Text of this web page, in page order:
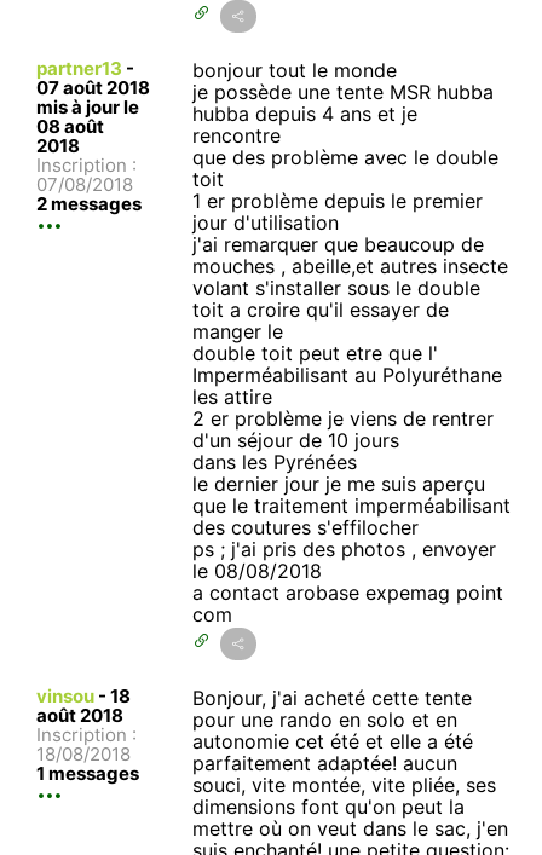
partner13 -
07 août 2018
mis à jour le
08 août
2018
Inscription :
07/08/2018
2 messages
bonjour tout le monde
je possède une tente MSR hubba
hubba depuis 4 ans et je
rencontre
que des problème avec le double
toit
1 er problème depuis le premier
jour d'utilisation
j'ai remarquer que beaucoup de
mouches , abeille,et autres insecte
volant s'installer sous le double
toit a croire qu'il essayer de
manger le
double toit peut etre que l'
Imperméabilisant au Polyuréthane
les attire
2 er problème je viens de rentrer
d'un séjour de 10 jours
dans les Pyrénées
le dernier jour je me suis aperçu
que le traitement imperméabilisant
des coutures s'effilocher
ps ; j'ai pris des photos , envoyer
le 08/08/2018
a contact arobase expemag point
com
vinsou - 18
août 2018
Inscription :
18/08/2018
1 messages
Bonjour, j'ai acheté cette tente
pour une rando en solo et en
autonomie cet été et elle a été
parfaitement adaptée! aucun
souci, vite montée, vite pliée, ses
dimensions font qu'on peut la
mettre où on veut dans le sac, j'en
suis enchanté! une petite question: